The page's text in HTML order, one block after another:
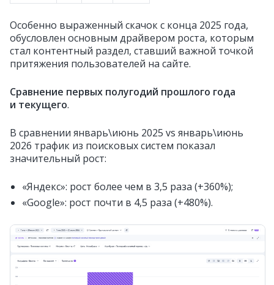
Особенно выраженный скачок с конца 2025 года,
обусловлен основным драйвером роста, которым
стал контентный раздел, ставший важной точкой
притяжения пользователей на сайте.
Сравнение первых полугодий прошлого года
и текущего.
В сравнении январь\июнь 2025 vs январь\июнь
2026 трафик из поисковых систем показал
значительный рост:
«Яндекс»: рост более чем в 3,5 раза (+360%);
«Google»: рост почти в 4,5 раза (+480%).